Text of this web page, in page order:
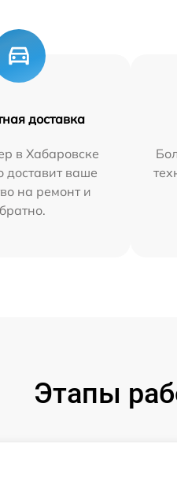
доставка
в Хабаровске
доставит ваше
на ремонт и
Этапы